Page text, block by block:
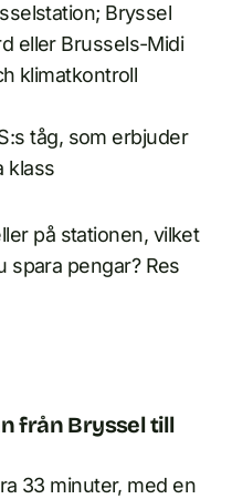
Bryssel
eller Brussels-Midi
klimatkontroll
tåg, som erbjuder
klass
på stationen, vilket
spara pengar? Res
från Bryssel till
33 minuter, med en